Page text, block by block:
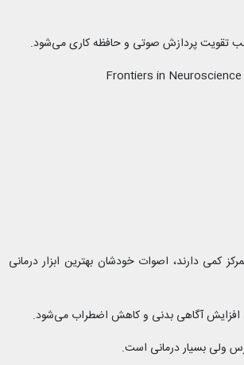
تقویت پردازش صوتی و حافظه کاری می‌شود.
کمی دارند، اصوات خودشان بهترین ابزار درمانی
افزایش آگاهی بدنی و کاهش اضطراب می‌شود.
ولی بسیار درمانی است.